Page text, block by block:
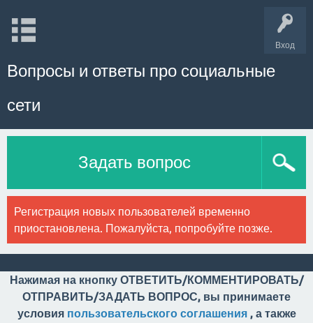
Вход
Вопросы и ответы про социальные
сети
Задать вопрос
Регистрация новых пользователей временно
приостановлена. Пожалуйста, попробуйте позже.
Нажимая на кнопку ОТВЕТИТЬ/КОММЕНТИРОВАТЬ/
ОТПРАВИТЬ/ЗАДАТЬ ВОПРОС, вы принимаете
условия пользовательского соглашения, а также